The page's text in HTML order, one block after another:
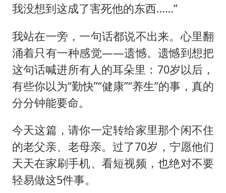
我没想到这成了害死他的东西……”
我站在一旁，一句话都说不出来。心里翻
涌着只有一种感觉——遗憾。遗憾到想把
这句话喊进所有人的耳朵里：70岁以后，
有些你以为“勤快”“健康”“养生”的事，真的
分分钟能要命。
今天这篇，请你一定转给家里那个闲不住
的老父亲、老母亲。过了70岁，宁愿他们
天天在家刷手机、看短视频，也绝对不要
轻易做这5件事。